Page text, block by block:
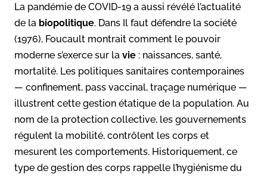
La pandémie de COVID-19 a aussi révélé l’actualité
de la biopolitique. Dans Il faut défendre la société
(1976), Foucault montrait comment le pouvoir
moderne s’exerce sur la vie : naissances, santé,
mortalité. Les politiques sanitaires contemporaines
— confinement, pass vaccinal, traçage numérique —
illustrent cette gestion étatique de la population. Au
nom de la protection collective, les gouvernements
régulent la mobilité, contrôlent les corps et
mesurent les comportements. Historiquement, ce
type de gestion des corps rappelle l’hygiénisme du